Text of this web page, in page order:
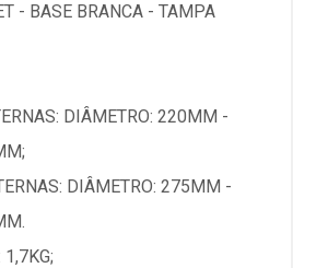
- BASE BRANCA - TAMPA
DIÂMETRO: 220MM -
DIÂMETRO: 275MM -